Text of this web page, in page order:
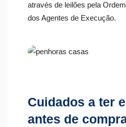
através de leilões pela
dos Agentes de Execução.
Cuidados a ter
antes de